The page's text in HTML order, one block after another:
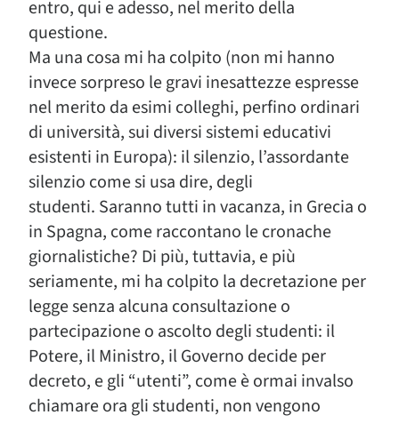
entro, qui e adesso, nel merito della
questione.
Ma una cosa mi ha colpito (non mi hanno
invece sorpreso le gravi inesattezze espresse
nel merito da esimi colleghi, perfino ordinari
di università, sui diversi sistemi educativi
esistenti in Europa): il silenzio, l’assordante
silenzio come si usa dire, degli
studenti. Saranno tutti in vacanza, in Grecia o
in Spagna, come raccontano le cronache
giornalistiche? Di più, tuttavia, e più
seriamente, mi ha colpito la decretazione per
legge senza alcuna consultazione o
partecipazione o ascolto degli studenti: il
Potere, il Ministro, il Governo decide per
decreto, e gli “utenti”, come è ormai invalso
chiamare ora gli studenti, non vengono